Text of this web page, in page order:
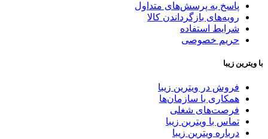
پاسخ به پرسش‌های متداول
رویه‌های بازگرداندن کالا
شرایط استفاده
حریم خصوصی
با ویترین زیبا
فروش در ویترین زیبا
همکاری با سازمان‌ها
فرصت‌های شغلی
تماس با ویترین زیبا
درباره ویترین زیبا